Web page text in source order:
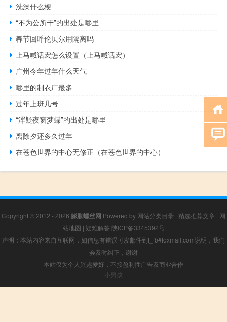
洗澡什么梗
“不为公所干”的出处是哪里
春节回呼伦贝尔用隔离吗
上马喊话宏怎么设置（上马喊话宏）
广州今年过年什么天气
哪里的制衣厂最多
过年上班几号
“浑疑夜窗梦蝶”的出处是哪里
离除夕还多久过年
在苍色世界的中心无修正（在苍色世界的中心）
Copyright © 2012 - 2026 膨胀螺丝网 Powered by 网站分类目录 | 精选推荐文章 | 网
站地图 | 疑难解答 陕ICP备3345392号
声明：本站内容来自互联网，如信息有错误可发邮件到f_fb#foxmail.com说明，我们
会及时纠正，谢谢
本站仅为个人兴趣爱好，不接盈利性广告及商业合作
小男孩